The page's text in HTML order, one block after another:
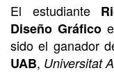
El estudiante
Diseño Gráfico
sido el ganador
UAB, Universitat